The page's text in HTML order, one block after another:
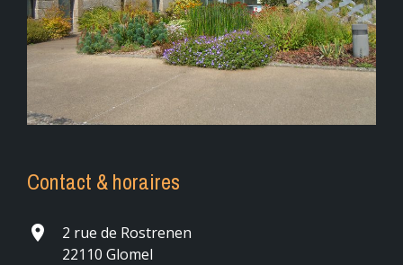
Contact & horaires
place
2 rue de Rostrenen
22110 Glomel